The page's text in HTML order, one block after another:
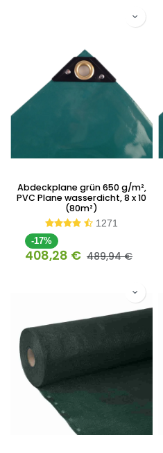
Abdeckplane grün 650 g/m²,
PVC Plane wasserdicht, 8 x 10
(80m²)
1271
-17%
408,28 € 489,94€